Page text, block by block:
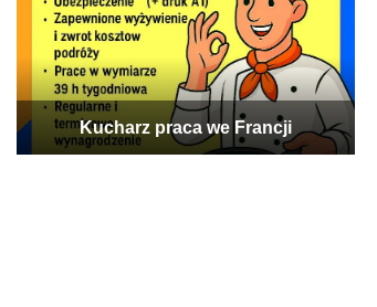
Kucharz praca we Francji